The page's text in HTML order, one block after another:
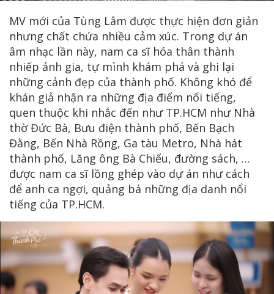
MV mới của Tùng Lâm được thực hiện đơn giản
nhưng chất chứa nhiều cảm xúc. Trong dự án
âm nhạc lần này, nam ca sĩ hóa thân thành
nhiếp ảnh gia, tự mình khám phá và ghi lại
những cảnh đẹp của thành phố. Không khó để
khán giả nhận ra những địa điểm nổi tiếng,
quen thuộc khi nhắc đến như TP.HCM như Nhà
thờ Đức Bà, Bưu điện thành phố, Bến Bạch
Đằng, Bến Nhà Rồng, Ga tàu Metro, Nhà hát
thành phố, Lăng ông Bà Chiểu, đường sách, …
được nam ca sĩ lồng ghép vào dự án như cách
để anh ca ngợi, quảng bá những địa danh nổi
tiếng của TP.HCM.